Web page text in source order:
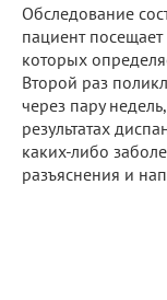
Обследование
пациент
которых
Второй раз
через пару
результатах
каких-либо
разъяснения и